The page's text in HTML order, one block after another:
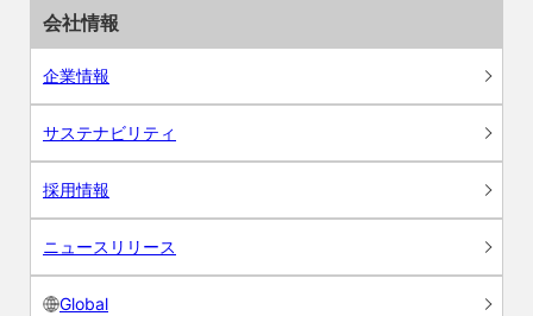
会社情報
企業情報
サステナビリティ
採用情報
ニュースリリース
Global